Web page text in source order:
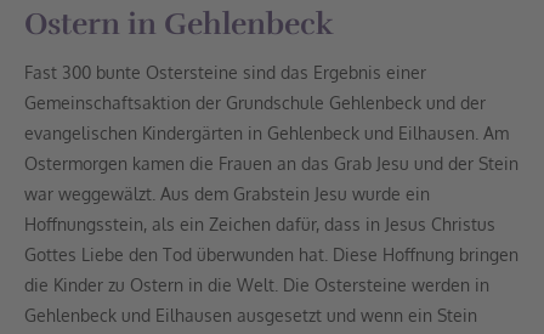
Ostern in Gehlenbeck
Fast 300 bunte Ostersteine sind das Ergebnis einer
Gemeinschaftsaktion der Grundschule Gehlenbeck und der
evangelischen Kindergärten in Gehlenbeck und Eilhausen. Am
Ostermorgen kamen die Frauen an das Grab Jesu und der Stein
war weggewälzt. Aus dem Grabstein Jesu wurde ein
Hoffnungsstein, als ein Zeichen dafür, dass in Jesus Christus
Gottes Liebe den Tod überwunden hat. Diese Hoffnung bringen
die Kinder zu Ostern in die Welt. Die Ostersteine werden in
Gehlenbeck und Eilhausen ausgesetzt und wenn ein Stein